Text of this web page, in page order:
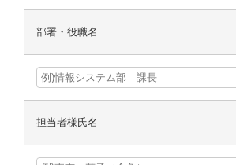
部署・役職名
担当者様氏名